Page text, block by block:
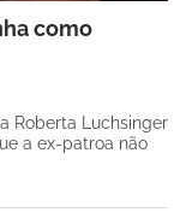
como
Roberta Luchsinger
a ex-patroa não